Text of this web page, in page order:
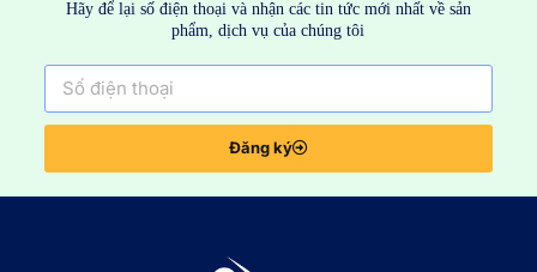
Hãy để lại số điện thoại và nhận các tin tức mới nhất về sản
phẩm, dịch vụ của chúng tôi
Đăng ký